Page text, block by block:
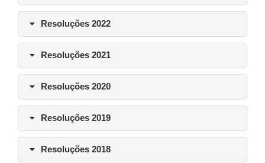
Resoluções 2022
Resoluções 2021
Resoluções 2020
Resoluções 2019
Resoluções 2018